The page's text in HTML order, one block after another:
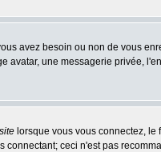
avez besoin ou non de vous
une messagerie privée,
lorsque vous vous connectez,
ceci n'est pas